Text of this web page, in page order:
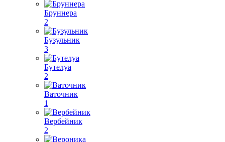
Бруннера
2
Бузульник
3
Бутелуа
2
Ваточник
1
Вербейник
2